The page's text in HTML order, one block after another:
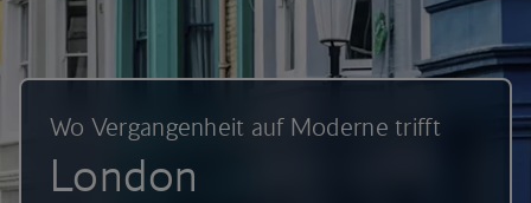
Wo Vergangenheit auf Moderne trifft
London